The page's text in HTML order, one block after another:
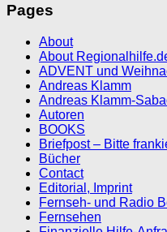
Pages
About
About
ADVENT und
Andreas Klamm
Andreas Klamm-
Autoren
BOOKS
Briefpost – Bitte
Bücher
Contact
Editorial, Imprint
Fernseh- und Radio
Fernsehen